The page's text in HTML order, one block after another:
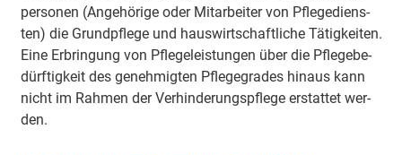
per­so­nen (An­ge­hö­ri­ge oder Mit­ar­bei­ter von Pfle­ge­diens­
ten) die Grund­pfle­ge und haus­wirt­schaft­li­che Tä­tig­kei­ten.
Eine Er­brin­gung von Pfle­ge­leis­tun­gen über die Pfle­ge­be­
dürf­tig­keit des ge­neh­mig­ten Pfle­ge­gra­des hin­aus kann
nicht im Rah­men der Ver­hin­de­rungs­pfle­ge er­stat­tet wer­
den.